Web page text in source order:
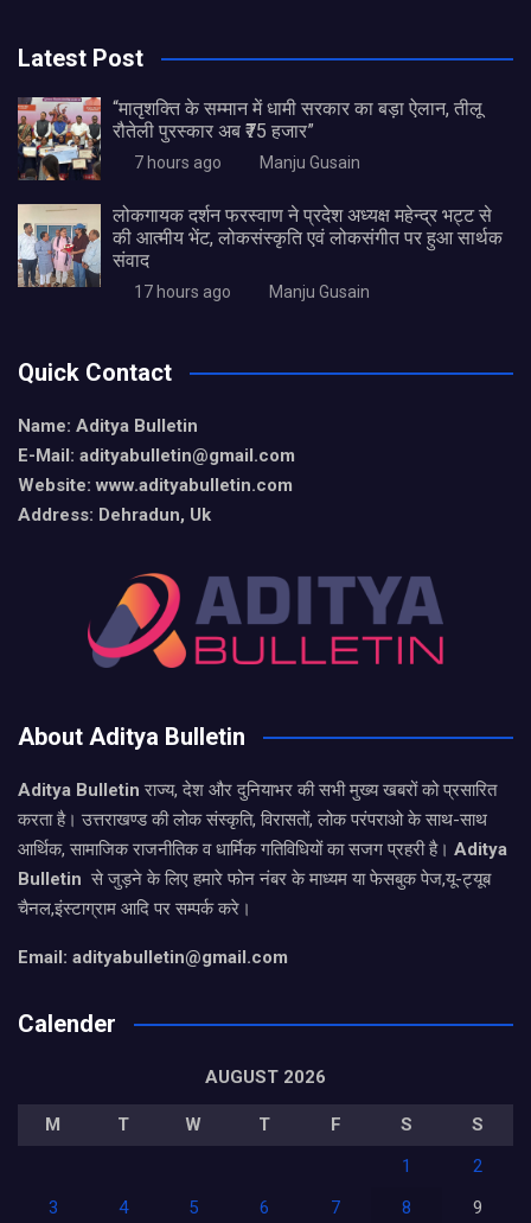
Latest Post
“मातृशक्ति के सम्मान में धामी सरकार का बड़ा ऐलान, तीलू
रौतेली पुरस्कार अब ₹75 हजार”
7 hours ago Manju Gusain
लोकगायक दर्शन फरस्वाण ने प्रदेश अध्यक्ष महेन्द्र भट्ट से
की आत्मीय भेंट, लोकसंस्कृति एवं लोकसंगीत पर हुआ सार्थक
संवाद
17 hours ago Manju Gusain
Quick Contact
Name: Aditya Bulletin
E-Mail: adityabulletin@gmail.com
Website: www.adityabulletin.com
Address: Dehradun, Uk
About Aditya Bulletin
Aditya Bulletinराज्य, देश और दुनियाभर की सभी मुख्य खबरों को प्रसारित
करता है। उत्तराखण्ड की लोक संस्कृति, विरासतों, लोक परंपराओ के साथ-साथ
आर्थिक, सामाजिक राजनीतिक व धार्मिक गतिविधियों का सजग प्रहरी है। Aditya
Bulletin से जुड़ने के लिए हमारे फोन नंबर के माध्यम या फेसबुक पेज,यू-ट्यूब
चैनल,इंस्टाग्राम आदि पर सम्पर्क करे।
Email: adityabulletin@gmail.com
Calender
AUGUST 2026
M T W T F S
S
1
2
3
4 5 6 7 8 9